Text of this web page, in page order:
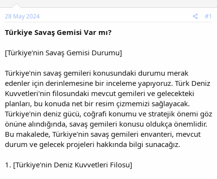
b
a
ş
t
n
ç
r
h
i
28 May 2024 #1
Türkiye Savaş Gemisi Var mı?
[Türkiye'nin Savaş Gemisi Durumu]
Türkiye'nin savaş gemileri konusundaki durumu merak
edenler için derinlemesine bir inceleme yapıyoruz. Türk Deniz
Kuvvetleri'nin filosundaki mevcut gemileri ve gelecekteki
planları, bu konuda net bir resim çizmemizi sağlayacak.
Türkiye'nin deniz gücü, coğrafi konumu ve stratejik önemi göz
önüne alındığında, savaş gemileri konusu oldukça önemlidir.
Bu makalede, Türkiye'nin savaş gemileri envanteri, mevcut
durum ve gelecek projeleri hakkında bilgi sunacağız.
1. [Türkiye'nin Deniz Kuvvetleri Filosu]